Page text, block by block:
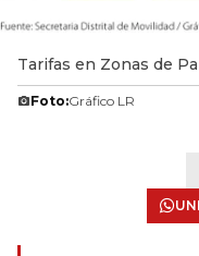
Tarifas en Zonas de
Foto:Gráfico LR